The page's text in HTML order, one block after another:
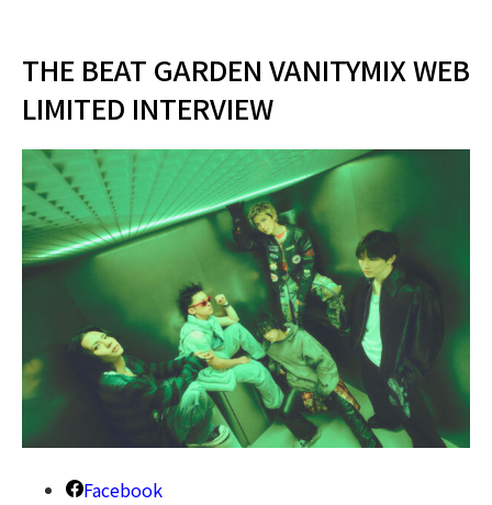
THE BEAT GARDEN VANITYMIX WEB
LIMITED INTERVIEW
Facebook